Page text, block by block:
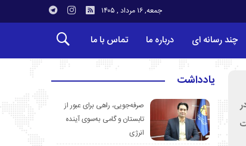
جمعه, ۱۶ مرداد , ۱۴۰۵
چند رسانه ای درباره ما تماس با ما
یادداشت
صرفه‌جویی، راهی برای عبور از
تابستان و گامی به‌سوی آینده
انرژی